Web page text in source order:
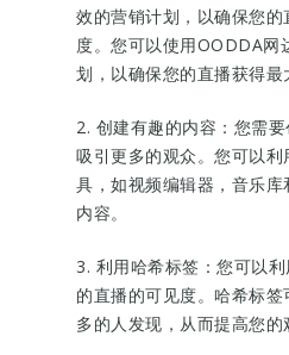
效的营销计划，以确保您
度。您可以使用OODDA网
划，以确保您的直播获得最
2. 创建有趣的内容：您需
吸引更多的观众。您可以
具，如视频编辑器，音乐
内容。
3. 利用哈希标签：您可以
的直播的可见度。哈希标
多的人发现，从而提高您的